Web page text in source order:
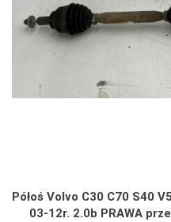
Półoś Volvo C30 C70 S40
03-12r. 2.0b PRAWA